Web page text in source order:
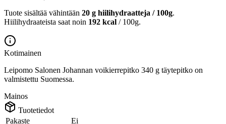
Tuote sisältää vähintään 20 g hiilihydraatteja / 100g.
Hiilihydraateista saat noin 192 kcal / 100g.
Kotimainen
Leipomo Salonen Johannan voikierrepitko 340 g täytepitko on
valmistettu Suomessa.
Mainos
Tuotetiedot
Pakaste
Ei